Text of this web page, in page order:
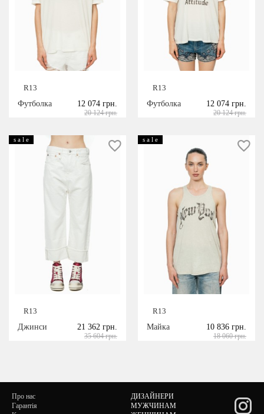
R13
Футболка
12 074 грн.
20 124 грн.
R13
Футболка
12 074 грн.
20 124 грн.
s a l e
R13
Джинси
21 362 грн.
35 604 грн.
s a l e
R13
Майка
10 836 грн.
18 060 грн.
Про нас
Гарантія
ДИЗАЙНЕРИ
МУЖЧИНАМ